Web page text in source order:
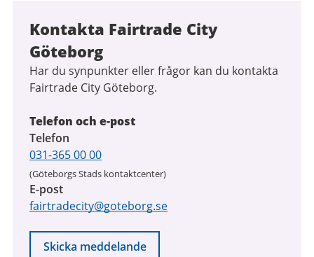
Kontakta Fairtrade City
Göteborg
Har du synpunkter eller frågor kan du kontakta
Fairtrade City Göteborg.
Telefon och e-post
Telefon
031-365 00 00
(Göteborgs Stads kontaktcenter)
E-post
fairtradecity@goteborg.se
Skicka meddelande